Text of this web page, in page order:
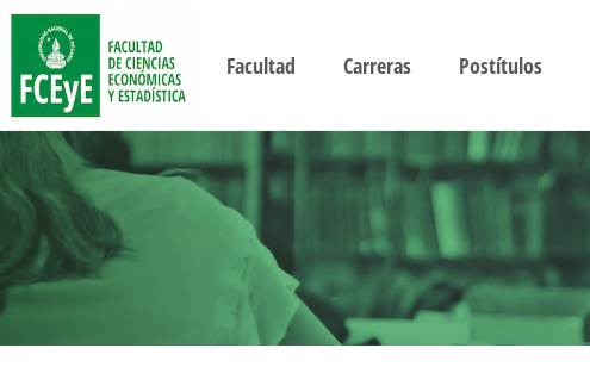
Facultad Carreras Postítulos